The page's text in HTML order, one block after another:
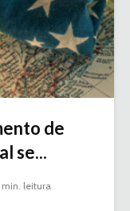
de
se...
min. leitura